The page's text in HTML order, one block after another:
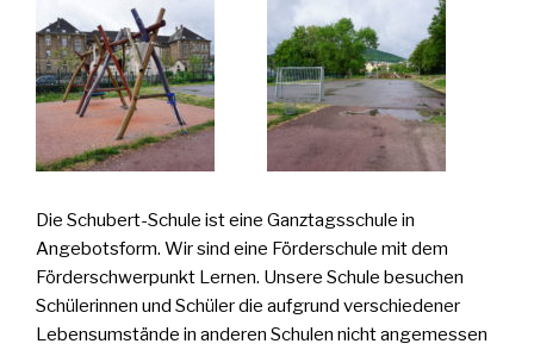
Die Schubert-Schule ist eine Ganztagsschule in
Angebotsform. Wir sind eine Förderschule mit dem
Förderschwerpunkt Lernen. Unsere Schule besuchen
Schülerinnen und Schüler die aufgrund verschiedener
Lebensumstände in anderen Schulen nicht angemessen